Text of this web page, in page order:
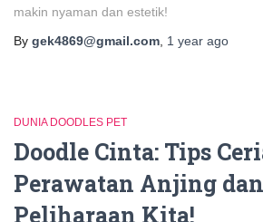
makin nyaman dan estetik!
By gek4869@gmail.com 1 year ago
DUNIA DOODLES PET
Doodle Cinta: Tips
Perawatan Anjing
Peliharaan Kita!